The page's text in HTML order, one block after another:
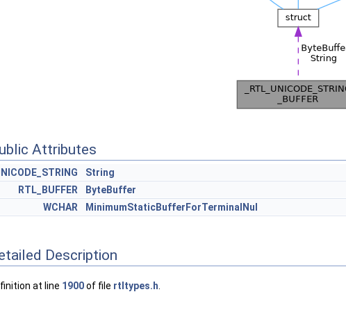
Attributes
String
RTL_BUFFER
ByteBuffer
WCHAR
MinimumStaticBufferForTerminalNul
Description
at line 1900of file rtltypes.h